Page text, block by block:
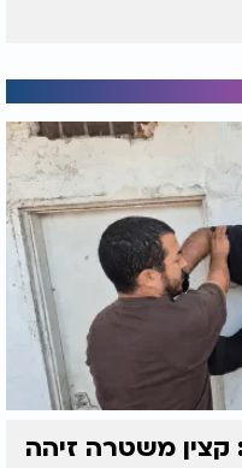
קצין משטרה זיהה